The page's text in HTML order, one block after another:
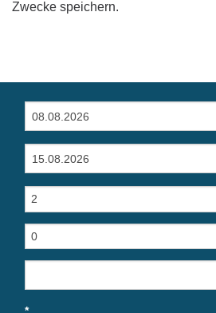
Zwecke speichern.